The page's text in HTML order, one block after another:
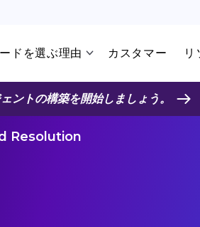
ドを選ぶ理由 カスタマー リ
トの構築を開始しましょう。
Resolution